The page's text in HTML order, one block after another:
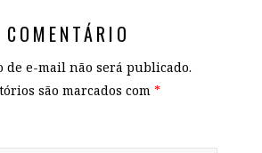
de e-mail não será publicado.
são marcados com *